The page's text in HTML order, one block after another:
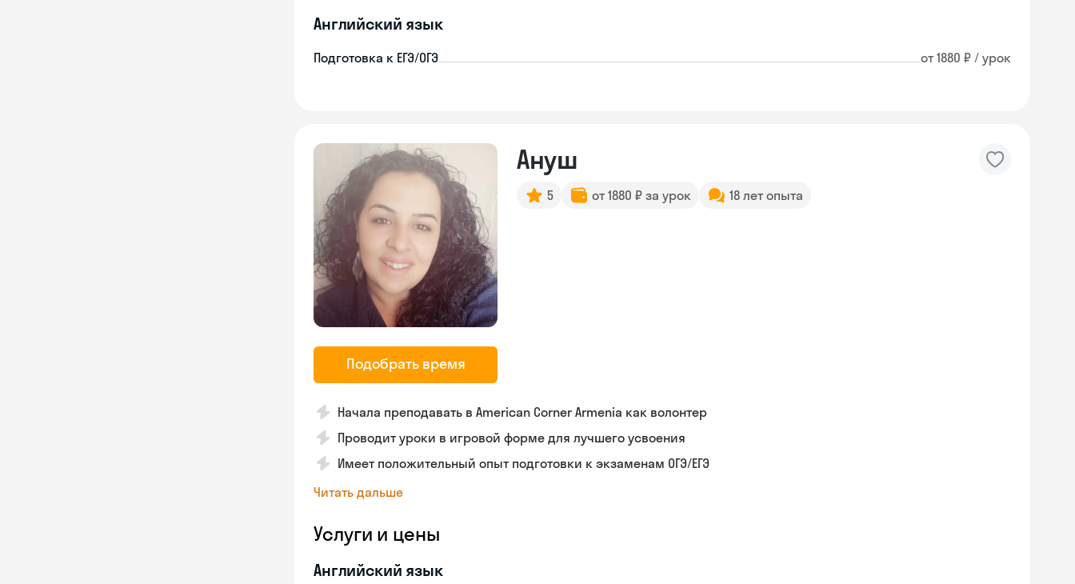
Английский язык
Подготовка к ЕГЭ/ОГЭ от 1880 ₽ / урок
Подобрать время
Ануш
5 от 1880 ₽ за урок 18 лет опыта
Начала преподавать в American Corner Armenia как волонтер
Проводит уроки в игровой форме для лучшего усвоения
Имеет положительный опыт подготовки к экзаменам ОГЭ/ЕГЭ
Читать дальше
Услуги и цены
Английский язык